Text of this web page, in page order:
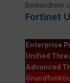
Bestandteile
Fortinet
Enterprise
Unified
Advanced